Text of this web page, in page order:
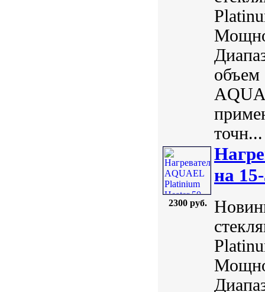
объем
точн...
2300 руб.
на